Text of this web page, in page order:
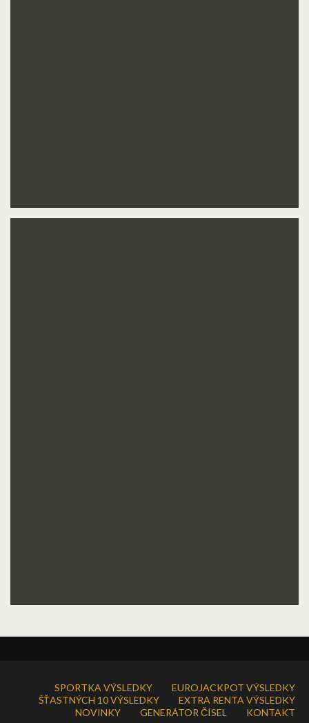
SPORTKA VÝSLEDKY
EUROJACKPOT VÝSLEDKY
ŠŤASTNÝCH 10 VÝSLEDKY
EXTRA RENTA VÝSLEDKY
NOVINKY
GENERÁTOR ČÍSEL KONTAKT